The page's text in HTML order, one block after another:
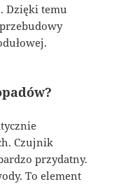
Dzięki temu
Czujnik
przydatny.
To element